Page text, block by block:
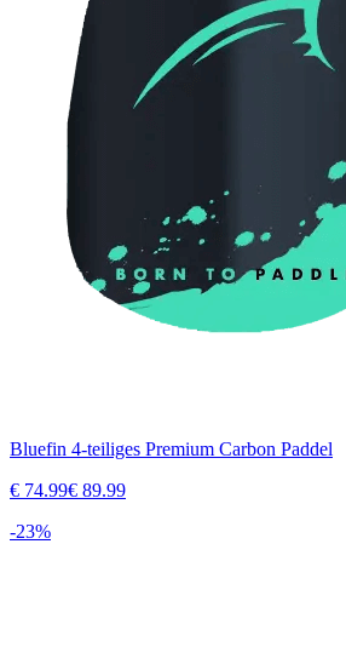
Bluefin 4-teiliges Premium Carbon Paddel
€ 74.99€ 89.99
-23%